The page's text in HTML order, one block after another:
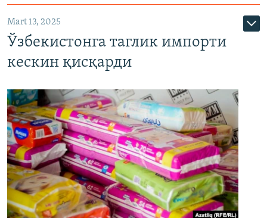
Mart 13, 2025
Ўзбекистонга таглик импорти
кескин қисқарди